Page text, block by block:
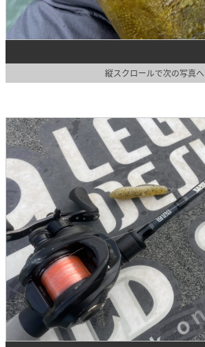
縦スクロールで次の写真へ